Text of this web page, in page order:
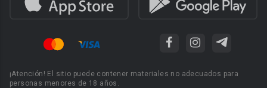
¡Atención! El sitio puede contener materiales no adecuados para
personas menores de 18 años.